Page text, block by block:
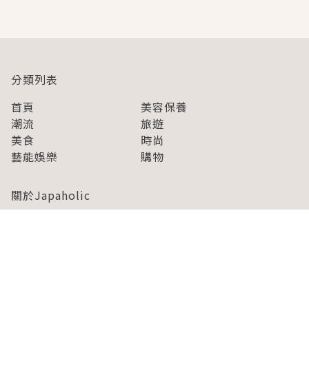
分類列表
首頁
美容保養
潮流
旅遊
美食
時尚
藝能娛樂
購物
關於Japaholic